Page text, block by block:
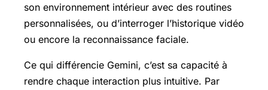
son environnement intérieur avec des routines
personnalisées, ou d’interroger l’historique vidéo
ou encore la reconnaissance faciale.
Ce qui différencie Gemini, c’est sa capacité à
rendre chaque interaction plus intuitive. Par